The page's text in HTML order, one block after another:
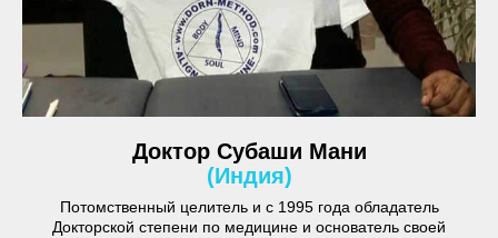
Доктор Субаши Мани
(Индия)
Потомственный целитель и с 1995 года обладатель
Докторской степени по медицине и основатель своей